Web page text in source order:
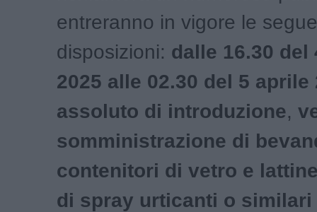
entreranno in vigore le
disposizioni: dalle 16.30 del
2025 alle 02.30 del 5
assoluto di introduzione,
somministrazione di
contenitori di vetro e
di spray urticanti o similari